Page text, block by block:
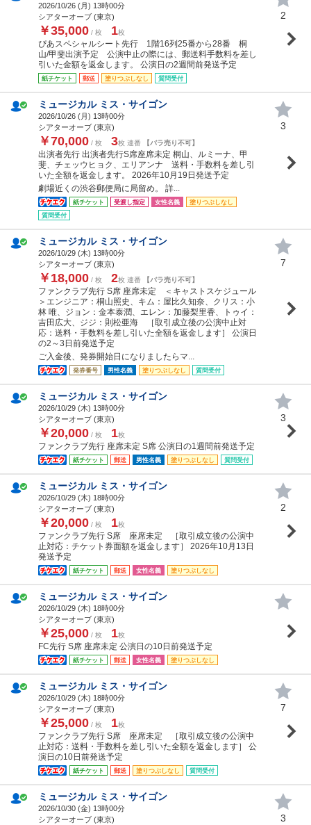
2026/10/26 (月) 13時00分
シアターオーブ (東京)
￥35,000 / 枚 1枚
ぴあスペシャルシート先行 1階16列25番から28番 桐
山/甲斐出演予定 公演中止の際には、郵送料手数料を差し
引いた金額を返金します。 公演日の2週間前発送予定
紙チケット 郵送 塗りつぶしなし 質問受付
2
ミュージカル ミス・サイゴン
2026/10/26 (月) 13時00分
シアターオーブ (東京)
￥70,000 / 枚 3枚 連番 【バラ売り不可】
出演者先行 出演者先行S席座席未定 桐山、ルミーナ、甲
斐、チェッウヒョク、エリアンナ 送料・手数料を差し引
いた全額を返金します。 2026年10月19日発送予定
劇場近くの渋谷郵便局に局留め。 詳...
紙チケット 受渡し指定 女性名義
塗りつぶしなし
質問受付
3
ミュージカル ミス・サイゴン
2026/10/29 (木) 13時00分
シアターオーブ (東京)
￥18,000 / 枚 2枚 連番 【バラ売り不可】
ファンクラブ先行 S席 座席未定 ＜キャストスケジュール
＞エンジニア：桐山照史、キム：屋比久知奈、クリス：小
林 唯、ジョン：金本泰潤、エレン：加藤梨里香、トゥイ：
吉田広大、ジジ：則松亜海 ［取引成立後の公演中止対
応：送料・手数料を差し引いた全額を返金します］ 公演日
の2～3日前発送予定
ご入金後、発券開始日になりましたらマ...
発券番号 男性名義 塗りつぶしなし 質問受付
7
ミュージカル ミス・サイゴン
2026/10/29 (木) 13時00分
シアターオーブ (東京)
￥20,000 / 枚 1枚
ファンクラブ先行 座席未定 S席 公演日の1週間前発送予定
紙チケット 郵送 男性名義 塗りつぶしなし 質問受付
3
ミュージカル ミス・サイゴン
2026/10/29 (木) 18時00分
シアターオーブ (東京)
￥20,000 / 枚 1枚
ファンクラブ先行 S席 座席未定 ［取引成立後の公演中
止対応：チケット券面額を返金します］ 2026年10月13日
発送予定
紙チケット 郵送 女性名義 塗りつぶしなし
2
ミュージカル ミス・サイゴン
2026/10/29 (木) 18時00分
シアターオーブ (東京)
￥25,000 / 枚 1枚
FC先行 S席 座席未定 公演日の10日前発送予定
紙チケット 郵送 女性名義 塗りつぶしなし
ミュージカル ミス・サイゴン
2026/10/29 (木) 18時00分
シアターオーブ (東京)
￥25,000 / 枚 1枚
ファンクラブ先行 S席 座席未定 ［取引成立後の公演中
止対応：送料・手数料を差し引いた全額を返金します］ 公
演日の10日前発送予定
紙チケット 郵送 塗りつぶしなし 質問受付
7
ミュージカル ミス・サイゴン
2026/10/30 (金) 13時00分
シアターオーブ (東京)
3